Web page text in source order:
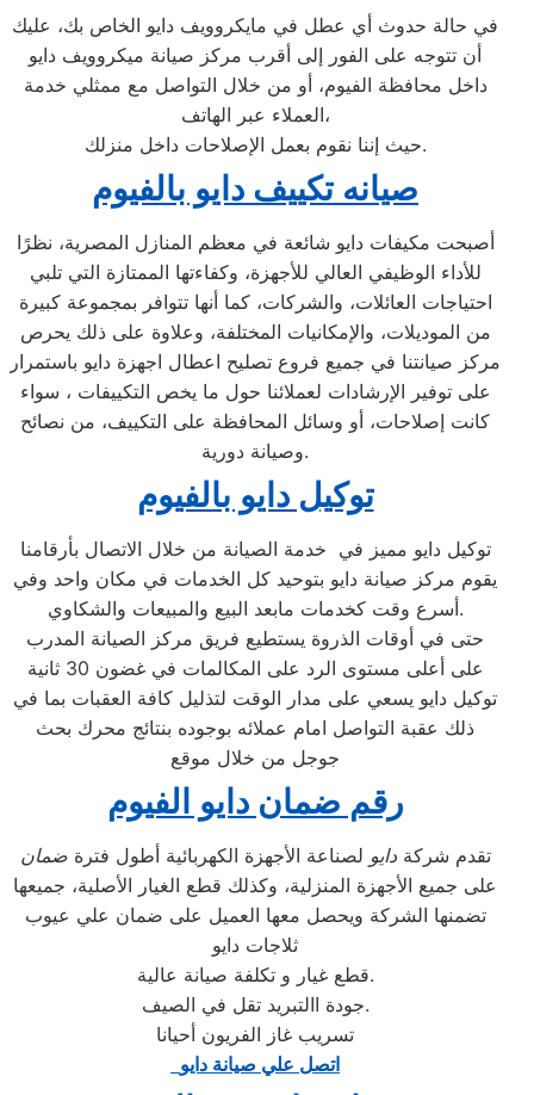
في حالة حدوث أي عطل في مايكروويف دايو الخاص بك، عليك
أن تتوجه على الفور إلى أقرب مركز صيانة ميكروويف دايو
داخل محافظة الفيوم، أو من خلال التواصل مع ممثلي خدمة
العملاء عبر الهاتف،
حيث إننا نقوم بعمل الإصلاحات داخل منزلك.
صيانه تكييف دايو بالفيوم
أصبحت مكيفات دايو شائعة في معظم المنازل المصرية، نظرًا
للأداء الوظيفي العالي للأجهزة، وكفاءتها الممتازة التي تلبي
احتياجات العائلات، والشركات، كما أنها تتوافر بمجموعة كبيرة
من الموديلات، والإمكانيات المختلفة، وعلاوة على ذلك يحرص
مركز صيانتنا في جميع فروع تصليح اعطال اجهزة دايو باستمرار
على توفير الإرشادات لعملائنا حول ما يخص التكييفات ، سواء
كانت إصلاحات، أو وسائل المحافظة على التكييف، من نصائح
وصيانة دورية.
توكيل دايو بالفيوم
توكيل دايو مميز في خدمة الصيانة من خلال الاتصال بأرقامنا
يقوم مركز صيانة دايو بتوحيد كل الخدمات في مكان واحد وفي
أسرع وقت كخدمات مابعد البيع والمبيعات والشكاوي.
حتى في أوقات الذروة يستطيع فريق مركز الصيانة المدرب
على أعلى مستوى الرد على المكالمات في غضون 30 ثانية
توكيل دايو يسعي على مدار الوقت لتذليل كافة العقبات بما في
ذلك عقبة التواصل امام عملائه بوجوده بنتائج محرك بحث
جوجل من خلال موقع
رقم ضمان دايو الفيوم
تقدم شركةدايو لصناعة الأجهزة الكهربائية أطول فترةضمان
على جميع الأجهزة المنزلية، وكذلك قطع الغيار الأصلية، جميعها
تضمنها الشركة ويحصل معها العميل على ضمان علي عيوب
ثلاجات دايو
قطع غيار و تكلفة صيانة عالية.
جودة االتبريد تقل في الصيف.
تسريب غاز الفريون أحيانا
اتصل علي صيانة دايو